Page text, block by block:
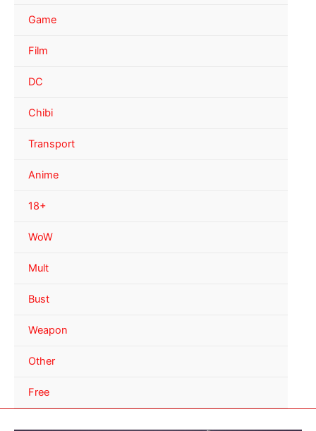
Game
Film
DC
Chibi
Transport
Anime
18+
WoW
Mult
Bust
Weapon
Other
Free